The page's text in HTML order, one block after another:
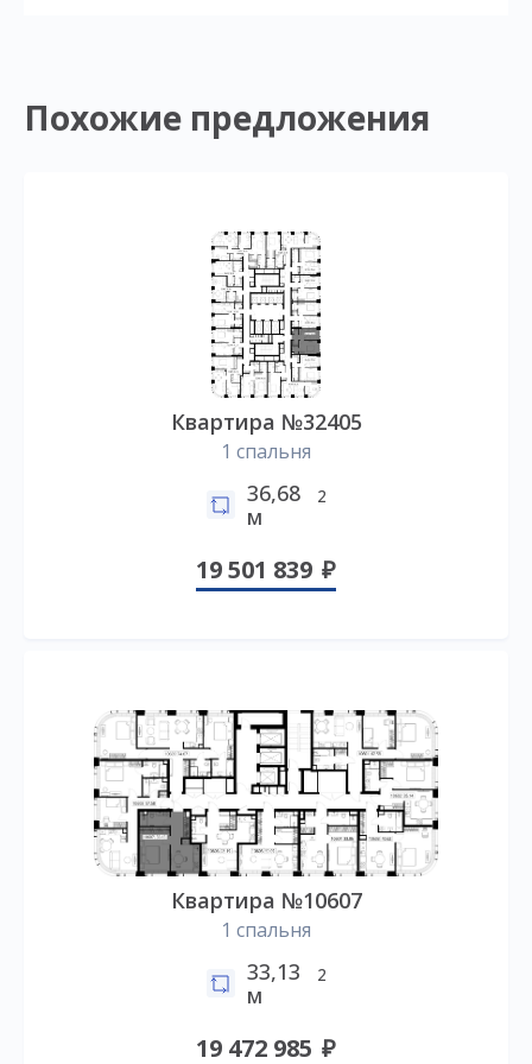
Похожие предложения
Квартира №32405
1 спальня
36,68
м
2
19 501 839
Квартира №10607
1 спальня
33,13
м
2
19 472 985